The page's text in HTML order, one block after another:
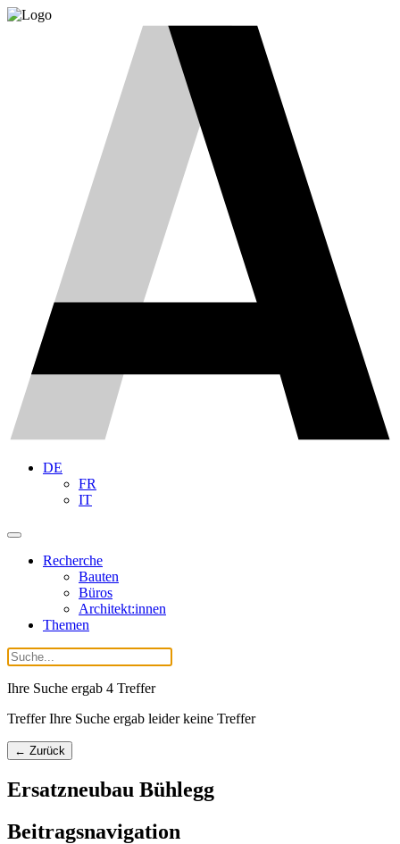
DE
FR
IT
Recherche
Bauten
Büros
Architekt:innen
Themen
Ihre Suche ergab 4 Treffer
Treffer Ihre Suche ergab leider keine Treffer
← Zurück
Ersatzneubau Bühlegg
Beitragsnavigation